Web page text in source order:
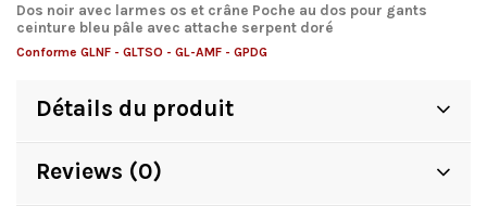
Dos noir avec larmes os et crâne Poche au dos pour gants
ceinture bleu pâle avec attache serpent doré
Conforme GLNF - GLTSO - GL-AMF - GPDG
Détails du produit
Reviews (0)